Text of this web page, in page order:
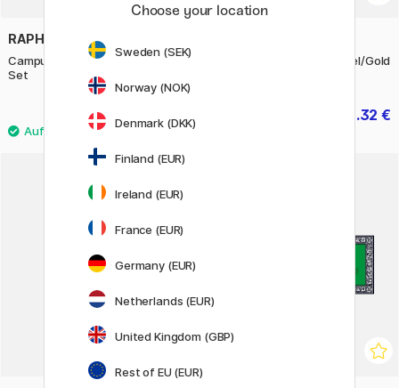
RAPHAËL
Campus Ölpastellkreide 24er-
Set
14.90 €
Jotter Special Edition Steel/Gold
38.32 €
Choose your location
Sweden (SEK)
Norway (NOK)
Denmark (DKK)
Finland (EUR)
Ireland (EUR)
France (EUR)
Germany (EUR)
Netherlands (EUR)
United Kingdom (GBP)
Rest of EU (EUR)